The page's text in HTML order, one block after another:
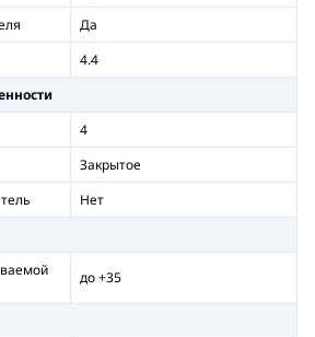
Да
4.4
4
Закрытое
Нет
до +35